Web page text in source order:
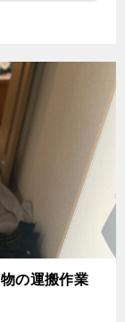
の運搬作業